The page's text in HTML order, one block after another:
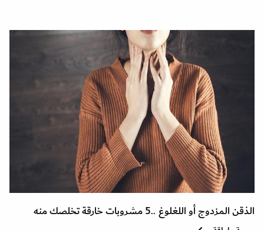
الذقن المزدوج أو اللغلوغ ..5 مشروبات خارقة تخلصك منه